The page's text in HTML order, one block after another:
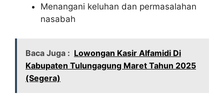
Menangani keluhan dan permasalahan
nasabah
Baca Juga : Lowongan Kasir Alfamidi Di
Kabupaten Tulungagung Maret Tahun 2025
(Segera)